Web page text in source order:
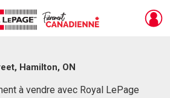
Hamilton, ON
à vendre avec Royal LePage